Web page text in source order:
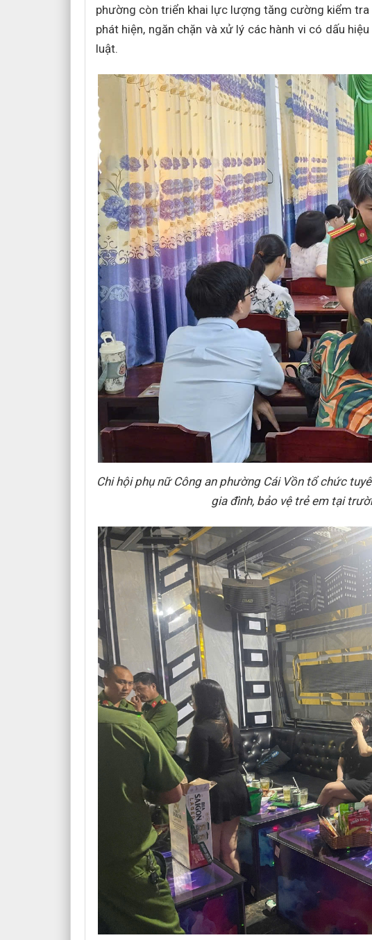
phường còn triển khai lực lượng tăng cường kiểm
phát hiện, ngăn chặn và xử lý các hành vi có dấu
luật.
Chi hội phụ nữ Công an phường Cái Vồn tổ chức
gia đình, bảo vệ trẻ em tại